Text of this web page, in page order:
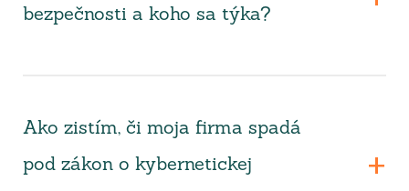
bezpečnosti a koho sa týka?
Ako zistím, či moja firma spadá
pod zákon o kybernetickej